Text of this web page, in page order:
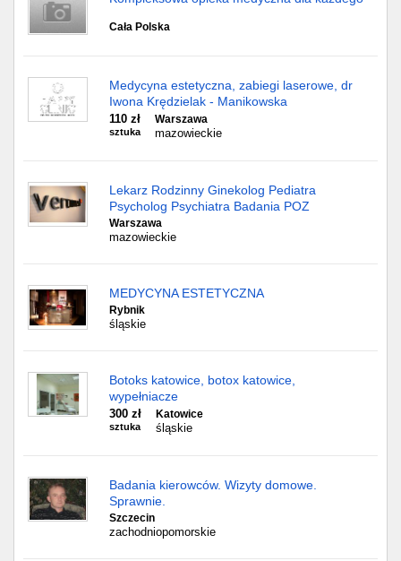
Cała Polska
Medycyna estetyczna, zabiegi laserowe, dr
Iwona Krędzielak - Manikowska
110 zł
sztuka
Warszawa
mazowieckie
Lekarz Rodzinny Ginekolog Pediatra
Psycholog Psychiatra Badania POZ
Warszawa
mazowieckie
MEDYCYNA ESTETYCZNA
Rybnik
śląskie
Botoks katowice, botox katowice,
wypełniacze
300 zł
sztuka
Katowice
śląskie
Badania kierowców. Wizyty domowe.
Sprawnie.
Szczecin
zachodniopomorskie